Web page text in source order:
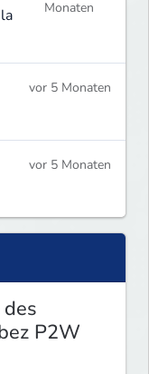
Monaten
vor 5 Monaten
vor 5 Monaten
P2W